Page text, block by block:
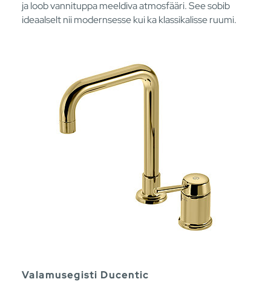
ja loob vannituppa meeldiva atmosfääri. See sobib
ideaalselt nii modernsesse kui ka klassikalisse ruumi.
Valamusegisti Ducentic